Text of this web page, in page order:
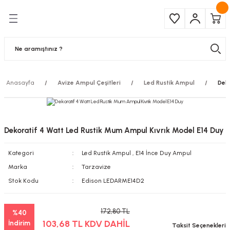
Anasayfa Avize Ampul Çeşitleri Led Rustik Ampul
Dekoratif 4 Watt Led Rustik Mum Ampul Kıvrık Model E14 Duy
Kategori Led Rustik Ampul , E14 İnce Duy Ampul
Marka
Tarzavize
Stok Kodu
Edison LEDARME14D2
%40
İndirim
172,80 TL
103,68 TL KDV DAHİL Taksit Seçenekleri